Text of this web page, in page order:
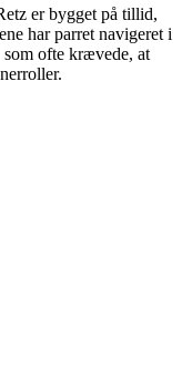
er bygget på tillid,
har parret navigeret i
ofte krævede, at